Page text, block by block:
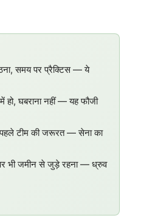
समय पर प्रैक्टिस — ये
हो, घबराना नहीं — यह फौजी
टीम की जरूरत — सेना का
भी जमीन से जुड़े रहना — ध्रुव